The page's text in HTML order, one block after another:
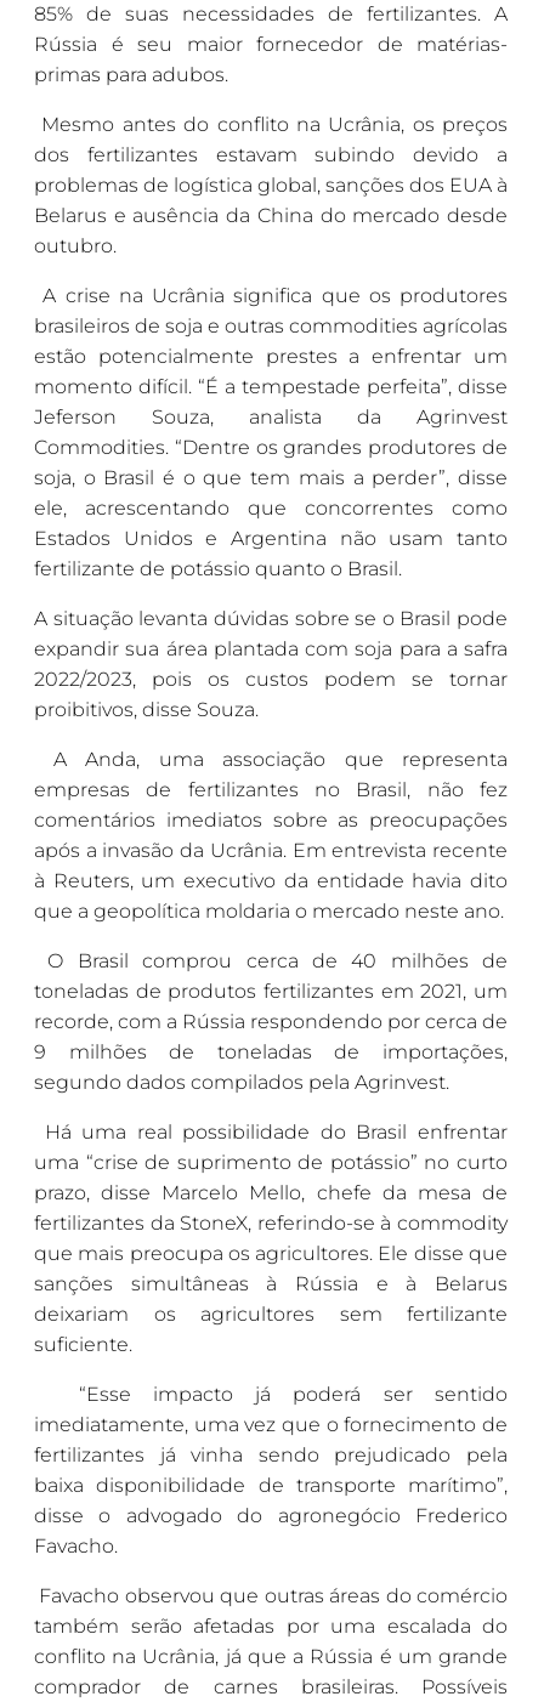
85% de suas necessidades de fertilizantes. A
Rússia é seu maior fornecedor de matérias-
primas para adubos.
Mesmo antes do conflito na Ucrânia, os preços
dos fertilizantes estavam subindo devido a
problemas de logística global, sanções dos EUA à
Belarus e ausência da China do mercado desde
outubro.
A crise na Ucrânia significa que os produtores
brasileiros de soja e outras commodities agrícolas
estão potencialmente prestes a enfrentar um
momento difícil. “É a tempestade perfeita”, disse
Jeferson Souza, analista da Agrinvest
Commodities. “Dentre os grandes produtores de
soja, o Brasil é o que tem mais a perder”, disse
ele, acrescentando que concorrentes como
Estados Unidos e Argentina não usam tanto
fertilizante de potássio quanto o Brasil.
A situação levanta dúvidas sobre se o Brasil pode
expandir sua área plantada com soja para a safra
2022/2023, pois os custos podem se tornar
proibitivos, disse Souza.
A Anda, uma associação que representa
empresas de fertilizantes no Brasil, não fez
comentários imediatos sobre as preocupações
após a invasão da Ucrânia. Em entrevista recente
à Reuters, um executivo da entidade havia dito
que a geopolítica moldaria o mercado neste ano.
O Brasil comprou cerca de 40 milhões de
toneladas de produtos fertilizantes em 2021, um
recorde, com a Rússia respondendo por cerca de
9 milhões de toneladas de importações,
segundo dados compilados pela Agrinvest.
Há uma real possibilidade do Brasil enfrentar
uma “crise de suprimento de potássio” no curto
prazo, disse Marcelo Mello, chefe da mesa de
fertilizantes da StoneX, referindo-se à commodity
que mais preocupa os agricultores. Ele disse que
sanções simultâneas à Rússia e à Belarus
deixariam os agricultores sem fertilizante
suficiente.
“Esse impacto já poderá ser sentido
imediatamente, uma vez que o fornecimento de
fertilizantes já vinha sendo prejudicado pela
baixa disponibilidade de transporte marítimo”,
disse o advogado do agronegócio Frederico
Favacho.
Favacho observou que outras áreas do comércio
também serão afetadas por uma escalada do
conflito na Ucrânia, já que a Rússia é um grande
comprador de carnes brasileiras. Possíveis